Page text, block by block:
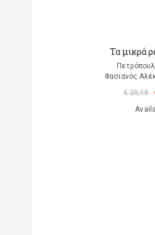
Τα μικρά
Φασιανός
€ 20,18